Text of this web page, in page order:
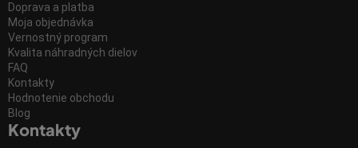
Doprava a platba
Moja objednávka
Vernostný program
Kvalita náhradných dielov
FAQ
Kontakty
Hodnotenie obchodu
Blog
Kontakty